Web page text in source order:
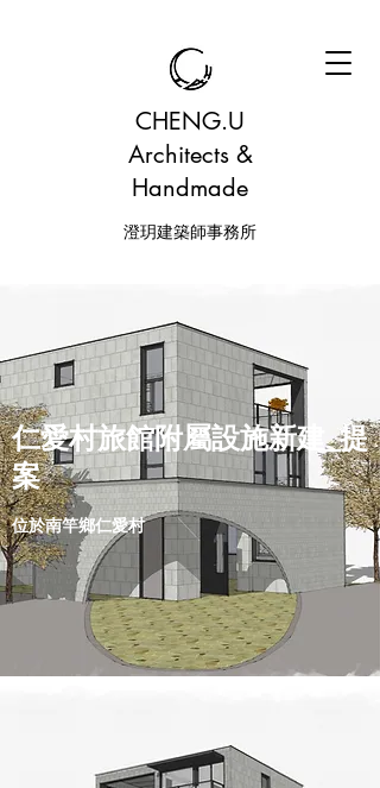
CHENG.U
Architects &
Handmade
澄玥建築師事務所
仁愛村旅館附屬設施新建_提
案
位於南竿鄉仁愛村